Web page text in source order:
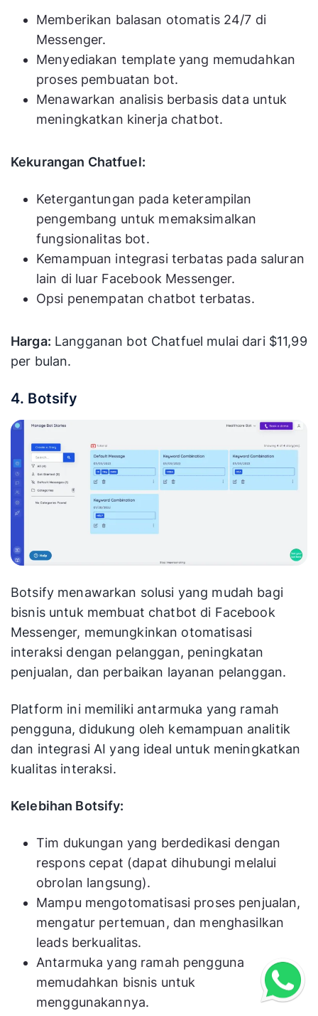
Memberikan balasan otomatis 24/7 di
Messenger.
Menyediakan template yang memudahkan
proses pembuatan bot.
Menawarkan analisis berbasis data untuk
meningkatkan kinerja chatbot.
Kekurangan Chatfuel:
Ketergantungan pada keterampilan
pengembang untuk memaksimalkan
fungsionalitas bot.
Kemampuan integrasi terbatas pada saluran
lain di luar Facebook Messenger.
Opsi penempatan chatbot terbatas.
Harga: Langganan bot Chatfuel mulai dari $11,99
per bulan.
4. Botsify
Botsify menawarkan solusi yang mudah bagi
bisnis untuk membuat chatbot di Facebook
Messenger, memungkinkan otomatisasi
interaksi dengan pelanggan, peningkatan
penjualan, dan perbaikan layanan pelanggan.
Platform ini memiliki antarmuka yang ramah
pengguna, didukung oleh kemampuan analitik
dan integrasi AI yang ideal untuk meningkatkan
kualitas interaksi.
Kelebihan Botsify:
Tim dukungan yang berdedikasi dengan
respons cepat (dapat dihubungi melalui
obrolan langsung).
Mampu mengotomatisasi proses penjualan,
mengatur pertemuan, dan menghasilkan
leads berkualitas.
Antarmuka yang ramah pengguna
memudahkan bisnis untuk
menggunakannya.